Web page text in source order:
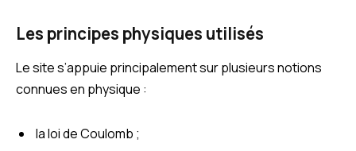
Les principes physiques utilisés
Le site s’appuie principalement sur plusieurs notions
connues en physique :
la loi de Coulomb ;